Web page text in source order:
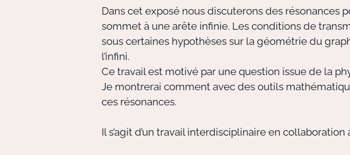
Dans cet exposé nous discuterons des résonances
sommet à une arête infinie. Les conditions de
sous certaines hypothèses sur la géométrie du
l’infini.
Ce travail est motivé par une question issue de la
Je montrerai comment avec des outils
ces résonances.
Il s’agit d’un travail interdisciplinaire en